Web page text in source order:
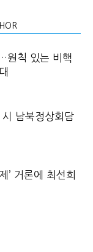
원칙 있는 비핵
시 남북정상회담
’ 거론에 최선희